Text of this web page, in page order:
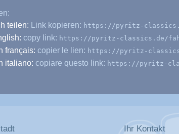
teilen: Link kopieren: https://pyritz-
copy link: https://pyritz-classics.de/
français: copier le lien: https://pyritz-
italiano: copiare questo link: https://pyritz-
Ihr Kontakt